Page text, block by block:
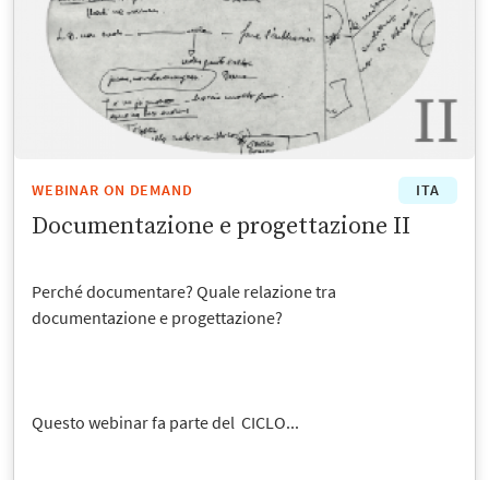
WEBINAR ON DEMAND ITA
Documentazione e progettazione II
Perché documentare? Quale relazione tra
documentazione e progettazione?
Questo webinar fa parte del CICLO...